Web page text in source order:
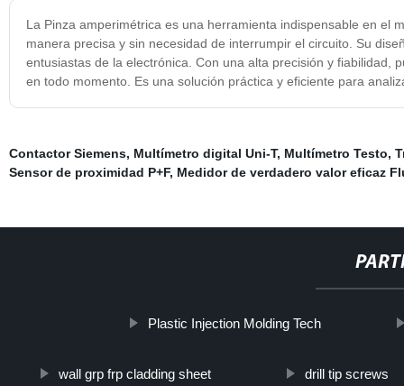
La Pinza amperimétrica es una herramienta indispensable en el
manera precisa y sin necesidad de interrumpir el circuito. Su
entusiastas de la electrónica. Con una alta precisión y fiabilidad,
en todo momento. Es una solución práctica y eficiente para
Contactor Siemens, Multímetro digital Uni-T, Multímetro Testo,
Sensor de proximidad P+F, Medidor de verdadero valor eficaz
Plastic Injection Molding Tech
wall grp frp cladding sheet drill tip screws